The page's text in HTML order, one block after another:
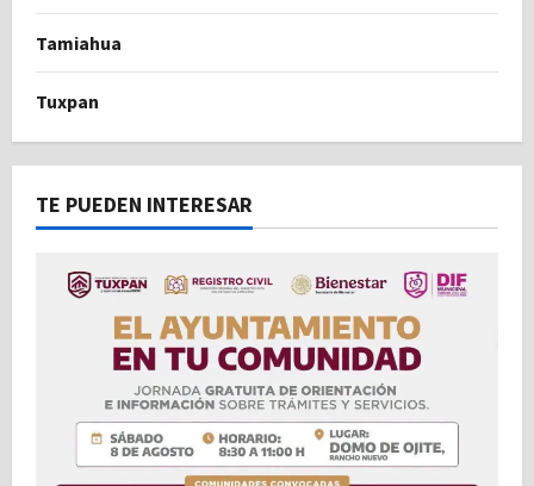
Tamiahua
Tuxpan
TE PUEDEN INTERESAR